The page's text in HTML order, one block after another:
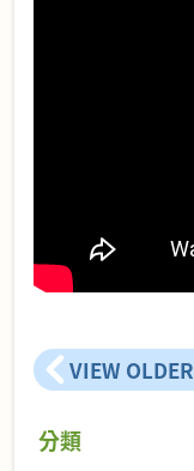
VIEW OLDER
分類